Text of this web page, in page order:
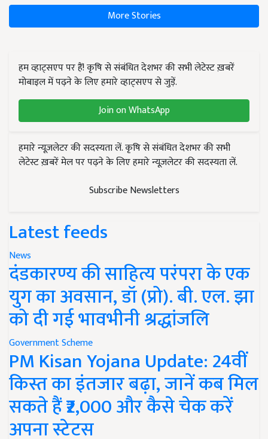
More Stories
हम व्हाट्सएप पर हैं! कृषि से संबंधित देशभर की सभी लेटेस्ट ख़बरें
मोबाइल में पढ़ने के लिए हमारे व्हाट्सएप से जुड़ें.
Join on WhatsApp
हमारे न्यूज़लेटर की सदस्यता लें. कृषि से संबंधित देशभर की सभी
लेटेस्ट ख़बरें मेल पर पढ़ने के लिए हमारे न्यूज़लेटर की सदस्यता लें.
Subscribe Newsletters
Latest feeds
News
दंडकारण्य की साहित्य परंपरा के एक
युग का अवसान, डॉ (प्रो). बी. एल. झा
को दी गई भावभीनी श्रद्धांजलि
Government Scheme
PM Kisan Yojana Update: 24वीं
किस्त का इंतजार बढ़ा, जानें कब मिल
सकते हैं ₹2,000 और कैसे चेक करें
अपना स्टेटस